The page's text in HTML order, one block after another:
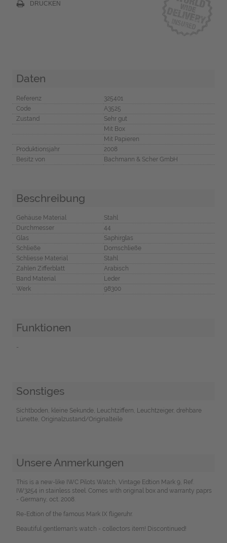
DRUCKEN
Daten
Referenz
325401
Code
A3525
Zustand
Sehr gut
Mit Box
Mit Papieren
Produktionsjahr
2008
Besitz von
Bachmann & Scher GmbH
Beschreibung
Gehäuse Material
Stahl
Durchmesser
44
Glas
Saphirglas
Schließe
Dornschließe
Schliesse Material
Stahl
Zahlen Zifferblatt
Arabisch
Band Material
Leder
Werk
98300
Funktionen
-
Sonstiges
Sichtboden, kleine Sekunde, Leuchtziffern, Leuchtzeiger, drehbare
Lünette, Originalzustand/Originalteile
Unsere Anmerkungen
This is a new-like IWC Pilots Watch, Vintage Edtion Mark 9, Ref.
IW3254 in stainless steel. Comes with original box and warranty paprs
- Germany, oct. 2008.
Re-Edtion of the famous Mark IX fligeruhr.
Beautiful gentleman's watch - collectors item! Discontinued!